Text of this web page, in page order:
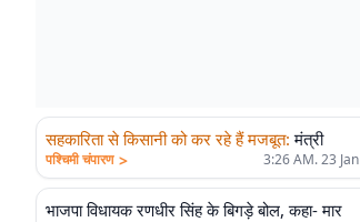
सहकारिता से किसानी को कर रहे हैं मजबूत: मंत्री
पश्चिमी चंपारण > 3:26 AM. 23 Jan
भाजपा विधायक रणधीर सिंह के बिगड़े बोल, कहा- मार